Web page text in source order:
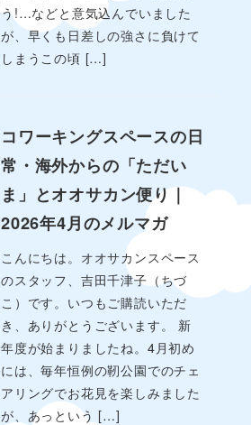
う!…などと意気込んでいました
が、早くも日差しの強さに負けて
しまうこの頃 […]
コワーキングスペースの日
常・海外からの「ただい
ま」とオオサカン便り｜
2026年4月のメルマガ
こんにちは。オオサカンスペース
のスタッフ、吉田千津子（ちづ
こ）です。いつもご購読いただ
き、ありがとうございます。 新
年度が始まりましたね。4月初め
には、毎年恒例の靭公園でのチェ
アリングでお花見を楽しみました
が、あっという […]